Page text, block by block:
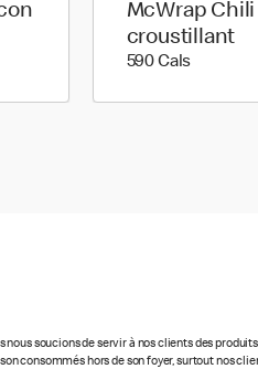
McWrap
croustillant
590 Cals590
nous soucions de servir à nos clients des
consommés hors de son foyer, surtout nos